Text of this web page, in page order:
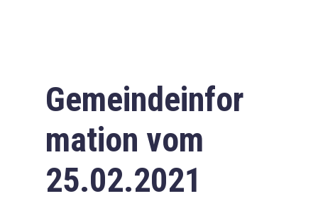
Downloads
Impressum
Datenschutzerklärung
Gemeindeinfor
mation vom
25.02.2021